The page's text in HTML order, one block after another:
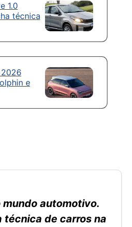
1.0
técnica
e
mundo automotivo.
técnica de carros na